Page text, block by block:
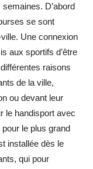
D’abord
se sont
Une connexion
aux sportifs d’être
raisons
de la ville,
ou devant leur
le handisport avec
le plus grand
installée dès le
qui pour